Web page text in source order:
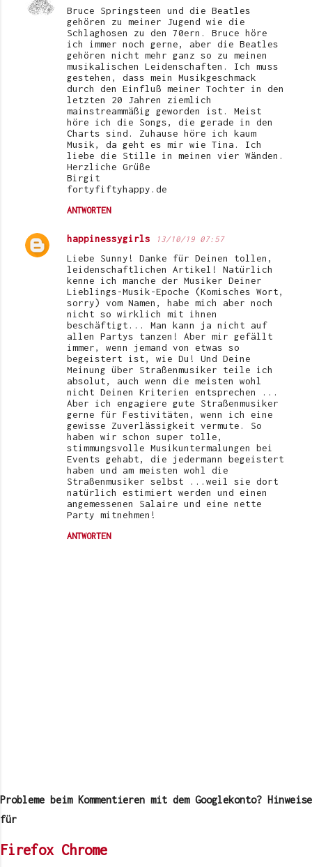
Bruce Springsteen und die Beatles
gehören zu meiner Jugend wie die
Schlaghosen zu den 70ern. Bruce höre
ich immer noch gerne, aber die Beatles
gehören nicht mehr ganz so zu meinen
musikalischen Leidenschaften. Ich muss
gestehen, dass mein Musikgeschmack
durch den Einfluß meiner Tochter in den
letzten 20 Jahren ziemlich
mainstreammäßig geworden ist. Meist
höre ich die Songs, die gerade in den
Charts sind. Zuhause höre ich kaum
Musik, da geht es mir wie Tina. Ich
liebe die Stille in meinen vier Wänden.
Herzliche Grüße
Birgit
fortyfiftyhappy.de
ANTWORTEN
happinessygirls 13/10/19 07:57
Liebe Sunny! Danke für Deinen tollen,
leidenschaftlichen Artikel! Natürlich
kenne ich manche der Musiker Deiner
Lieblings-Musik-Epoche (Komisches Wort,
sorry) vom Namen, habe mich aber noch
nicht so wirklich mit ihnen
beschäftigt... Man kann ja nicht auf
allen Partys tanzen! Aber mir gefällt
immer, wenn jemand von etwas so
begeistert ist, wie Du! Und Deine
Meinung über Straßenmusiker teile ich
absolut, auch wenn die meisten wohl
nicht Deinen Kriterien entsprechen ...
Aber ich engagiere gute Straßenmusiker
gerne für Festivitäten, wenn ich eine
gewisse Zuverlässigkeit vermute. So
haben wir schon super tolle,
stimmungsvolle Musikuntermalungen bei
Events gehabt, die jedermann begeistert
haben und am meisten wohl die
Straßenmusiker selbst ...weil sie dort
natürlich estimiert werden und einen
angemessenen Salaire und eine nette
Party mitnehmen!
ANTWORTEN
m
m
a
Probleme beim Kommentieren mit dem Googlekonto? Hinweise
für
Firefox Chrome